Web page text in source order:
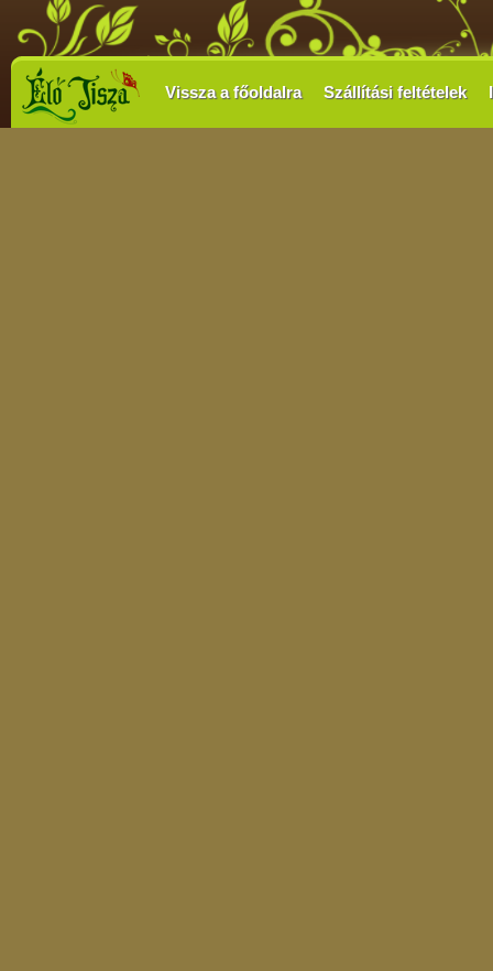
Vissza a főoldalra Szállítási feltételek